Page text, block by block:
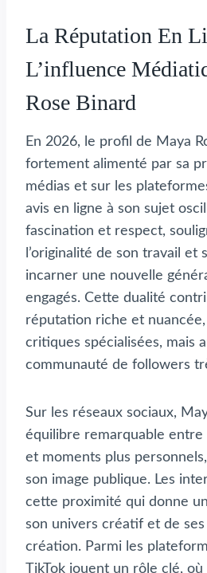
La Réputation En
L’influence
Rose Binard
En 2026, le profil de Maya
fortement alimenté par sa
médias et sur les
avis en ligne à son sujet
fascination et respect,
l’originalité de son travail et
incarner une nouvelle
engagés. Cette dualité
réputation riche et
critiques spécialisées, mais
communauté de followers
Sur les réseaux sociaux,
équilibre remarquable
et moments plus
son image publique. Les
cette proximité qui donne
son univers créatif et de
création. Parmi les
TikTok jouent un rôle clé, où